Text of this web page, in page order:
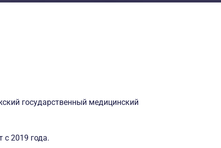
государственный медицинский
с 2019 года.